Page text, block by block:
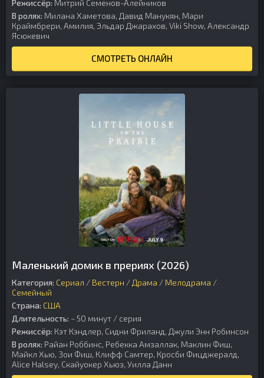
Режиссёр: Митрий Семенов-Алейников
В ролях: Милана Хаметова, Давид Манукян, Мари
Краймбрери, Амилия, Эльдар Джарахов, Viki Show, Александр
Ясюкевич
СМОТРЕТЬ ОНЛАЙН
Маленький домик в прериях (2026)
Категория: Сериал / Вестерн / Драма / Мелодрама /
Семейный
Страна: США
Длительность: ~ 50 минут / серия
Режиссёр: Кэт Кэндлер, Сидни Фриланд, Джули Энн Робинсон
В ролях: Райан Роббинс, Ребекка Амзаллак, Маклин Фиш,
Майкл Хью, Зои Фиш, Клифф Самтер, Кросби Фицджералд,
Alice Halsey, Скайуокер Хьюз, Уилла Данн